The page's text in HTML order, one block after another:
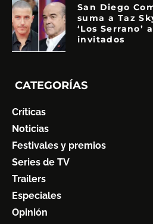
San Diego
suma a Taz
‘Los Serrano’
invitados
CATEGORÍAS
Críticas
Noticias
Festivales y premios
Series de TV
Trailers
Especiales
Opinión